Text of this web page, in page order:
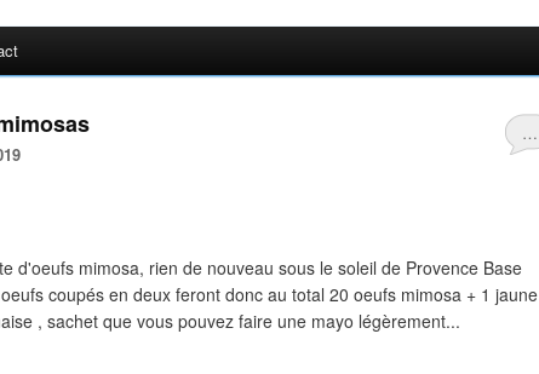
…
d'oeufs mimosa, rien de nouveau sous le soleil de Provence Base
coupés en deux feront donc au total 20 oeufs mimosa + 1 jaune
, sachet que vous pouvez faire une mayo légèrement...